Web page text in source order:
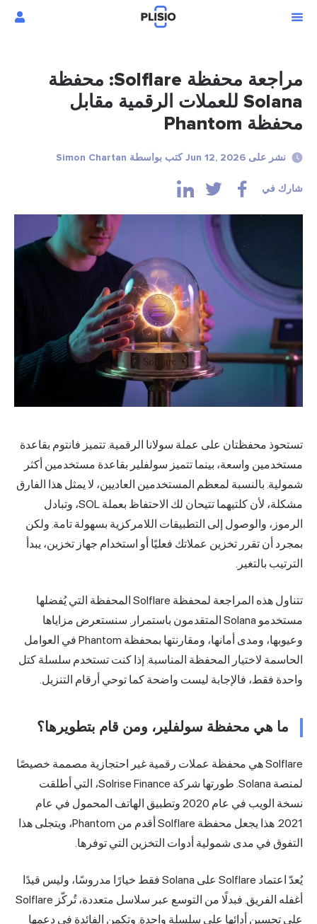
مراجعة محفظة Solflare: محفظة
Solana للعملات الرقمية مقابل
محفظة Phantom
نشر على Jun 12, 2026 كتب بواسطة Simon Chartan
شارك في
تستحوذ محفظتان على عملة سولانا الرقمية. تتميز فانتوم بقاعدة
مستخدمين واسعة، بينما تتميز سولفلير بقاعدة مستخدمين أكثر
شمولية. بالنسبة لمعظم المستخدمين العاديين، لا يمثل هذا الفارق
مشكلة، لأن كلتيهما تتيحان لك الاحتفاظ بعملة SOL، وتبادل
الرموز، والوصول إلى التطبيقات اللامركزية بسهولة تامة. ولكن
بمجرد أن تقرر تخزين عملاتك فعليًا أو استخدام جهاز تخزين، يبدأ
الترتيب بالتغير.
تتناول هذه المراجعة لمحفظة Solflare المحفظة التي يُفضلها
مستخدمو Solana المتقدمون باستمرار. سنستعرض مزاياها
وعيوبها، ومدى أمانها، ومقارنتها بمحفظة Phantom في العوامل
الحاسمة لاختيار المحفظة المناسبة. إذا كنت تستخدم سلسلة كتل
واحدة فقط، فالإجابة ليست واضحة كما توحي أرقام التنزيل.
ما هي محفظة سولفلير، ومن قام بتطويرها؟
Solflare هي محفظة عملات رقمية غير احتجازية مصممة خصيصًا
لمنصة Solana. طورتها شركة Solrise Finance، التي أطلقت
نسخة الويب في عام 2020 وتطبيق الهاتف المحمول في عام
2021. هذا يجعل محفظة Solflare أقدم من Phantom، ويتجلى هذا
التفوق في مدى شمولية أدوات التخزين التي توفرها.
يُعدّ اعتماد Solflare على Solana فقط خيارًا مدروسًا، وليس قيدًا
أغفله الفريق. فبدلًا من التوسع عبر سلاسل متعددة، تُركّز Solflare
على تحسين أدائها على سلسلة واحدة. وتكمن الفائدة في دعمها